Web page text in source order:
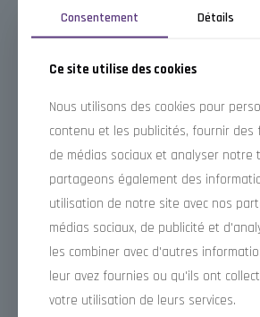
réalise vos audits
un regard neuf sur
forme vos équipes à la
Consentement Détails
Ce site utilise des cookies
Nous utilisons des cookies pour
contenu et les publicités, fournir des
de médias sociaux et analyser notre
partageons également des
utilisation de notre site avec nos
médias sociaux, de publicité et
les combiner avec d'autres
leur avez fournies ou qu'ils ont
votre utilisation de leurs services.